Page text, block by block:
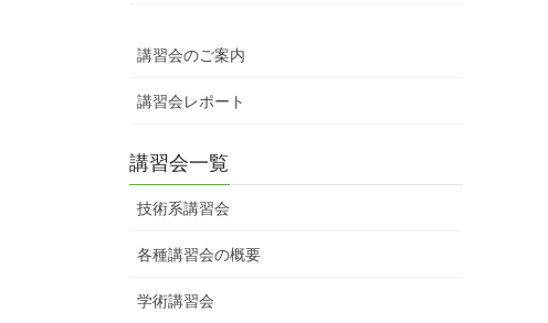
講習会のご案内
講習会レポート
講習会一覧
技術系講習会
各種講習会の概要
学術講習会